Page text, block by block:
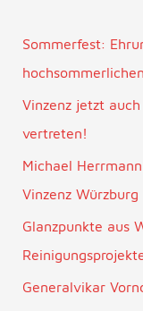
e
n
n
a
Sommerfest:
Vinzenz jetzt
vertreten!
Michael
Vinzenz Würzburg
Glanzpunkte aus
Generalvikar